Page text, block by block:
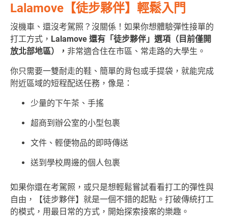
Lalamove【徒步夥伴】輕鬆入門
沒機車、還沒考駕照？沒關係！如果你想體驗彈性接單的
打工方式， Lalamove 還有「徒步夥伴」選項（目前僅開
放北部地區）， 非常適合住在市區、常走路的大學生。
你只需要一雙耐走的鞋、簡單的背包或手提袋，就能完成
附近區域的短程配送任務，像是：
少量的下午茶、手搖
超商到辦公室的小型包裹
文件、輕便物品的即時傳送
送到學校周邊的個人包裹
如果你還在考駕照，或只是想輕鬆嘗試看看打工的彈性與
自由，【徒步夥伴】就是一個不錯的起點。打破傳統打工
的模式，用最日常的方式，開始探索接案的樂趣。